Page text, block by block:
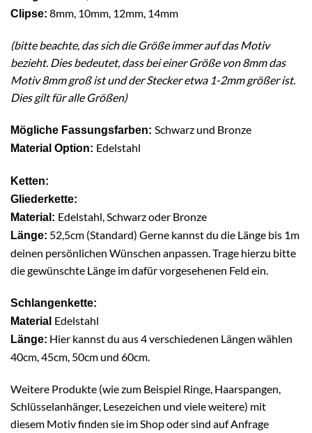
Clipse: 8mm, 10mm, 12mm, 14mm
(bitte beachte, das sich die Größe immer auf das Motiv
bezieht. Dies bedeutet, dass bei einer Größe von 8mm das
Motiv 8mm groß ist und der Stecker etwa 1-2mm größer ist.
Dies gilt für alle Größen)
Mögliche Fassungsfarben: Schwarz und Bronze
Material Option: Edelstahl
Ketten:
Gliederkette:
Material: Edelstahl, Schwarz oder Bronze
Länge: 52,5cm (Standard) Gerne kannst du die Länge bis 1m
deinen persönlichen Wünschen anpassen. Trage hierzu bitte
die gewünschte Länge im dafür vorgesehenen Feld ein.
Schlangenkette:
Material Edelstahl
Länge: Hier kannst du aus 4 verschiedenen Längen wählen
40cm, 45cm, 50cm und 60cm.
Weitere Produkte (wie zum Beispiel Ringe, Haarspangen,
Schlüsselanhänger, Lesezeichen und viele weitere) mit
diesem Motiv finden sie im Shop oder sind auf Anfrage